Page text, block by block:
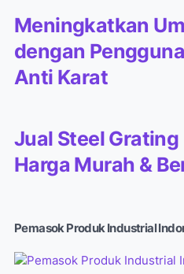
Meningkatkan
dengan
Anti Karat
Jual Steel Grating
Harga Murah &
Pemasok Produk Industrial